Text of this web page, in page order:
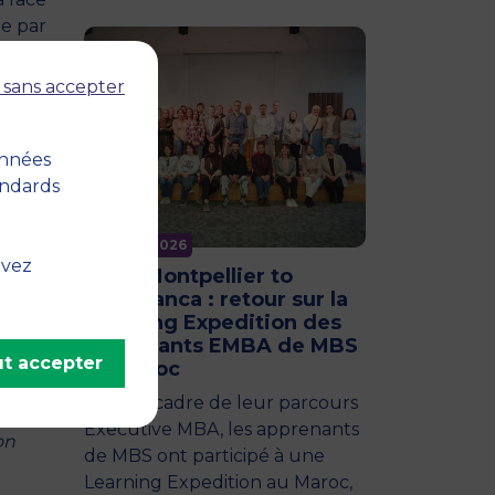
par
la
4
11 juin 2026
From Montpellier to
Casablanca : retour sur la
Learning Expedition des
apprenants EMBA de MBS
au Maroc
Dans le cadre de leur parcours
Executive MBA, les apprenants
de MBS ont participé à une
Learning Expedition au Maroc,
accepter
accepter